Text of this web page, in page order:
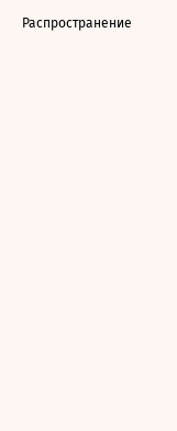
Распространение